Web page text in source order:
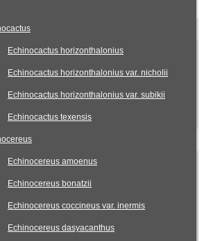
Echinocactus horizonthalonius
Echinocactus horizonthalonius var. nicholii
Echinocactus horizonthalonius var. subikii
Echinocactus texensis
Echinocereus amoenus
Echinocereus bonatzii
Echinocereus coccineus var. inermis
Echinocereus dasyacanthus